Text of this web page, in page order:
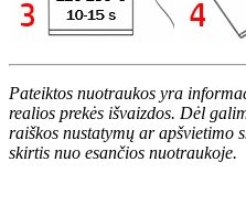
Pateiktos nuotraukos yra
realios prekės išvaizdos. Dėl
raiškos nustatymų ar apšvietimo
skirtis nuo esančios nuotraukoje.